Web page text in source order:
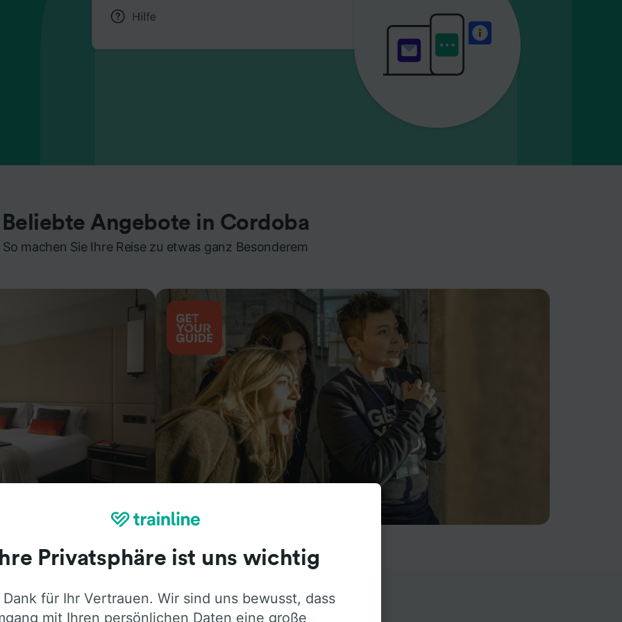
Beliebte Angebote in Cordoba
So machen Sie Ihre Reise zu etwas ganz Besonderem
ehrliche Meinung von Trainline-Nutzern
Ihre Privatsphäre ist uns wichtig
für Ihr Vertrauen. Wir sind uns bewusst, dass
mit Ihren persönlichen Daten eine große